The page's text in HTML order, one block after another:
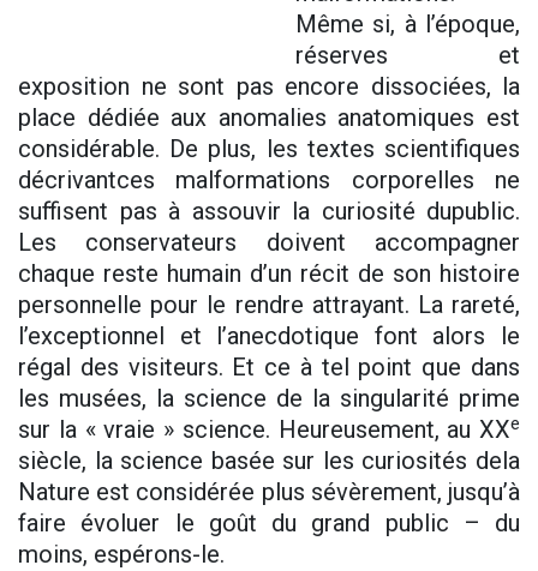
Même si, à l’époque,
réserves et
exposition ne sont pas encore dissociées, la
place dédiée aux anomalies anatomiques est
considérable. De plus, les textes scientifiques
décrivantces malformations corporelles ne
suffisent pas à assouvir la curiosité dupublic.
Les conservateurs doivent accompagner
chaque reste humain d’un récit de son histoire
personnelle pour le rendre attrayant. La rareté,
l’exceptionnel et l’anecdotique font alors le
régal des visiteurs. Et ce à tel point que dans
les musées, la science de la singularité prime
sur la « vraie » science. Heureusement, au XXe
siècle, la science basée sur les curiosités dela
Nature est considérée plus sévèrement, jusqu’à
faire évoluer le goût du grand public – du
moins, espérons-le.